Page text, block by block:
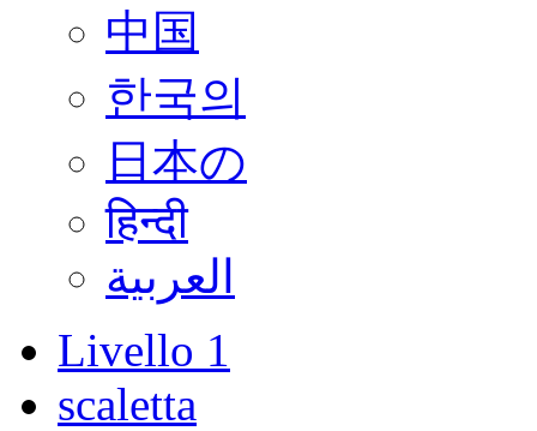
中国
한국의
日本の
हिन्दी
العربية
Livello 1
scaletta